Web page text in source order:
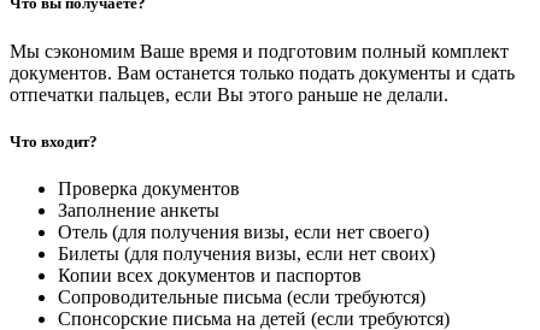
Мы сэкономим Ваше время и подготовим полный комплект
документов. Вам останется только подать документы и сдать
отпечатки пальцев, если Вы этого раньше не делали.
Что входит?
Проверка документов
Заполнение анкеты
Отель (для получения визы, если нет своего)
Билеты (для получения визы, если нет своих)
Копии всех документов и паспортов
Сопроводительные письма (если требуются)
Спонсорские письма на детей (если требуются)